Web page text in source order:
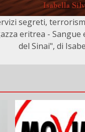
segreti,
eritrea - Sangue
del Sinai", di